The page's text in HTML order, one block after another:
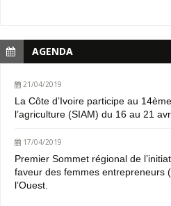
AGENDA
21/04/2019
La Côte d’Ivoire participe au
l’agriculture (SIAM) du 16 au 21
17/04/2019
Premier Sommet régional de
faveur des femmes entrepreneurs
l’Ouest.